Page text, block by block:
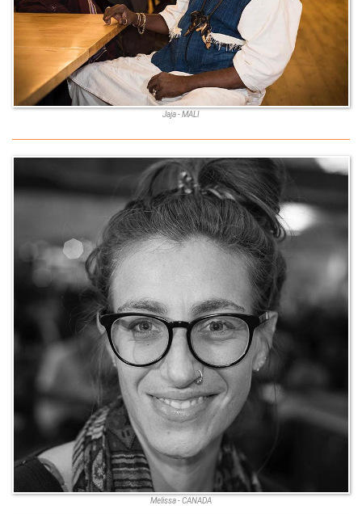
Jaja - MALI
Melissa - CANADA